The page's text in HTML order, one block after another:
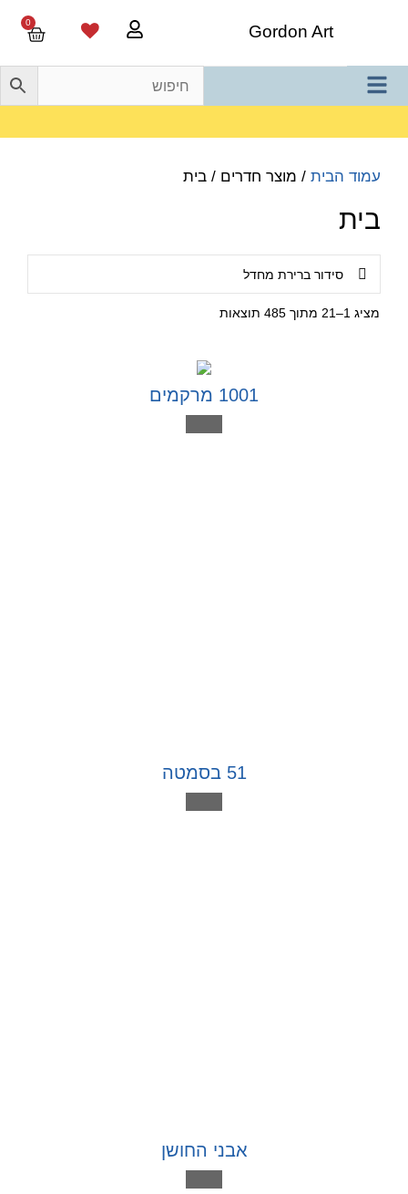
Gordon Art
0
עמוד הבית / מוצר חדרים / בית
בית
מציג 1–21 מתוך 485 תוצאות
1001 מרקמים
51 בסמטה
אבני החושן